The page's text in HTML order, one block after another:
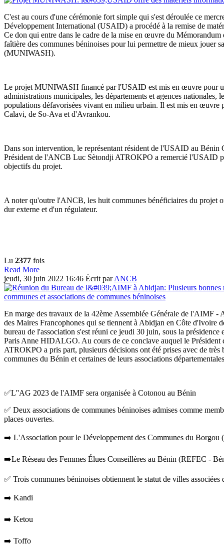
C'est au cours d'une cérémonie fort simple qui s'est déroulée ce
Développement International (USAID) a procédé à la remise de
Ce don qui entre dans le cadre de la mise en œuvre du
faîtière des communes béninoises pour lui permettre de mieux
(MUNIWASH).
Le projet MUNIWASH financé par l'USAID est mis en œuvre pour
administrations municipales, les départements et agences
populations défavorisées vivant en milieu urbain. Il est mis en
Calavi, de So-Ava et d'Avrankou.
Dans son intervention, le représentant résident de l'USAID au
Président de l'ANCB Luc Sètondji ATROKPO a remercié l'USAID
objectifs du projet.
A noter qu'outre l'ANCB, les huit communes bénéficiaires du projet
dur externe et d'un régulateur.
Lu 2377 fois
Read More
jeudi, 30 juin 2022 16:46 Écrit parANCB
En marge des travaux de la 42ème Assemblée Générale de l'AIMF -
des Maires Francophones qui se tiennent à Abidjan en Côte d'Ivoire
bureau de l'association s'est réuni ce jeudi 30 juin, sous la présidence
Paris Anne HIDALGO. Au cours de ce conclave auquel le
ATROKPO a pris part, plusieurs décisions ont été prises avec de très
communes du Bénin et certaines de leurs associations
✅L''AG 2023 de l'AIMF sera organisée à Cotonou au Bénin
✅ Deux associations de communes béninoises admises comme
places ouvertes.
➡️ L'Association pour le Développement des Communes du
➡️Le Réseau des Femmes Élues Conseillères au Bénin (REFEC -
✅ Trois communes béninoises obtiennent le statut de villes
➡️ Kandi
➡️ Ketou
➡️ Toffo